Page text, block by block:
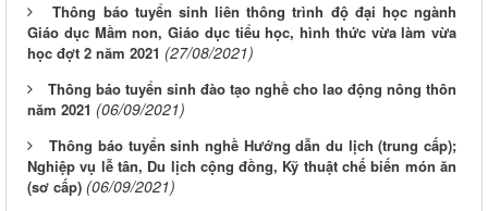
Thông báo tuyển sinh liên thông trình độ đại học ngành
Giáo dục Mầm non, Giáo dục tiểu học, hình thức vừa làm vừa
học đợt 2 năm 2021 (27/08/2021)
Thông báo tuyển sinh đào tạo nghề cho lao động nông thôn
năm 2021 (06/09/2021)
Thông báo tuyển sinh nghề Hướng dẫn du lịch (trung cấp);
Nghiệp vụ lễ tân, Du lịch cộng đồng, Kỹ thuật chế biến món ăn
(sơ cấp) (06/09/2021)